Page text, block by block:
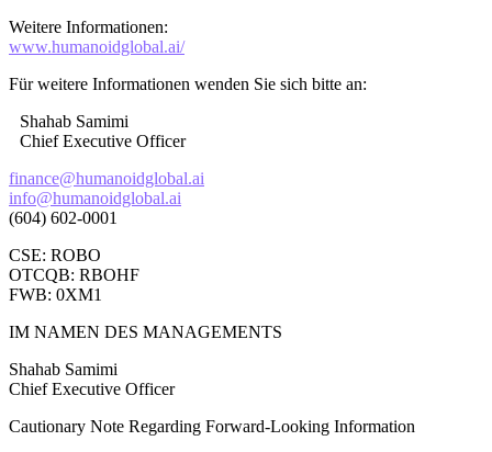
Weitere Informationen:
www.humanoidglobal.ai/
Für weitere Informationen wenden Sie sich bitte an:
Shahab Samimi
Chief Executive Officer
finance@humanoidglobal.ai
info@humanoidglobal.ai
(604) 602-0001
CSE: ROBO
OTCQB: RBOHF
FWB: 0XM1
IM NAMEN DES MANAGEMENTS
Shahab Samimi
Chief Executive Officer
Cautionary Note Regarding Forward-Looking Information